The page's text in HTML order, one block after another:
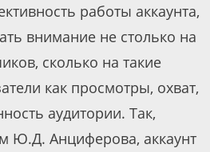
работы аккаунта,
внимание не столько на
сколько на такие
как просмотры, охват,
аудитории. Так,
Ю.Д. Анциферова, аккаунт